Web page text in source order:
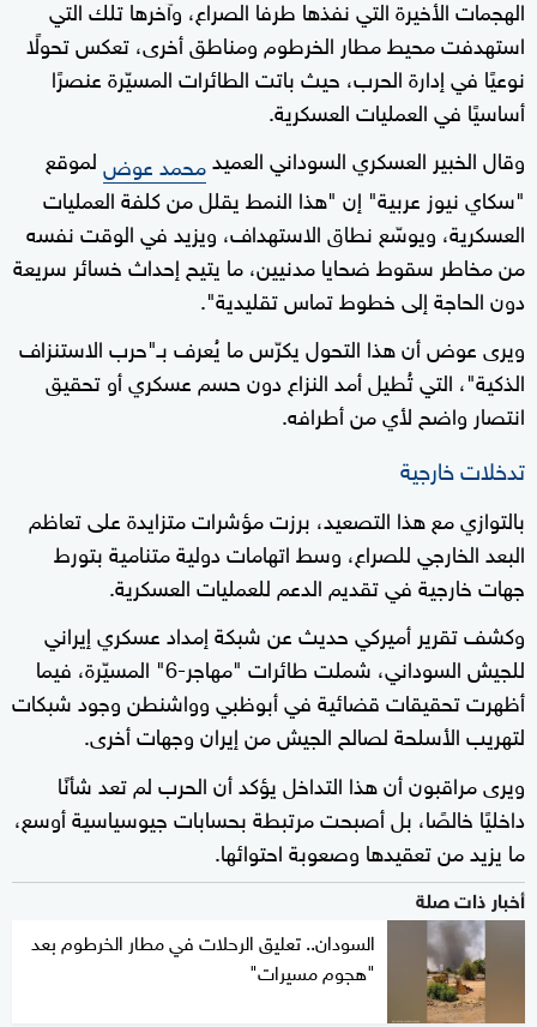
الهجمات الأخيرة التي نفذها طرفا الصراع، وآخرها تلك التي
استهدفت محيط مطار الخرطوم ومناطق أخرى، تعكس تحولًا
نوعيًا في إدارة الحرب، حيث باتت الطائرات المسيّرة عنصرًا
أساسيًا في العمليات العسكرية.
وقال الخبير العسكري السوداني العميدمحمد عوضلموقع
"سكاي نيوز عربية" إن "هذا النمط يقلل من كلفة العمليات
العسكرية، ويوسّع نطاق الاستهداف، ويزيد في الوقت نفسه
من مخاطر سقوط ضحايا مدنيين، ما يتيح إحداث خسائر سريعة
دون الحاجة إلى خطوط تماس تقليدية".
ويرى عوض أن هذا التحول يكرّس ما يُعرف بـ"حرب الاستنزاف
الذكية"، التي تُطيل أمد النزاع دون حسم عسكري أو تحقيق
انتصار واضح لأي من أطرافه.
تدخلات خارجية
بالتوازي مع هذا التصعيد، برزت مؤشرات متزايدة على تعاظم
البعد الخارجي للصراع، وسط اتهامات دولية متنامية بتورط
جهات خارجية في تقديم الدعم للعمليات العسكرية.
وكشف تقرير أميركي حديث عن شبكة إمداد عسكري إيراني
للجيش السوداني، شملت طائرات "مهاجر-6" المسيّرة، فيما
أظهرت تحقيقات قضائية في أبوظبي وواشنطن وجود شبكات
لتهريب الأسلحة لصالح الجيش من إيران وجهات أخرى.
ويرى مراقبون أن هذا التداخل يؤكد أن الحرب لم تعد شأنًا
داخليًا خالصًا، بل أصبحت مرتبطة بحسابات جيوسياسية أوسع،
ما يزيد من تعقيدها وصعوبة احتوائها.
أخبار ذات صلة
السودان.. تعليق الرحلات في مطار الخرطوم بعد
"هجوم مسيرات"